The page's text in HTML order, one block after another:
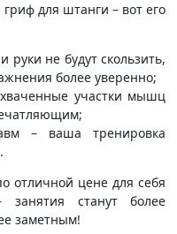
для штанги – вот его
руки не будут скользить,
более уверенно;
участки мышц
– ваша тренировка
отличной цене для себя
станут более
заметным!